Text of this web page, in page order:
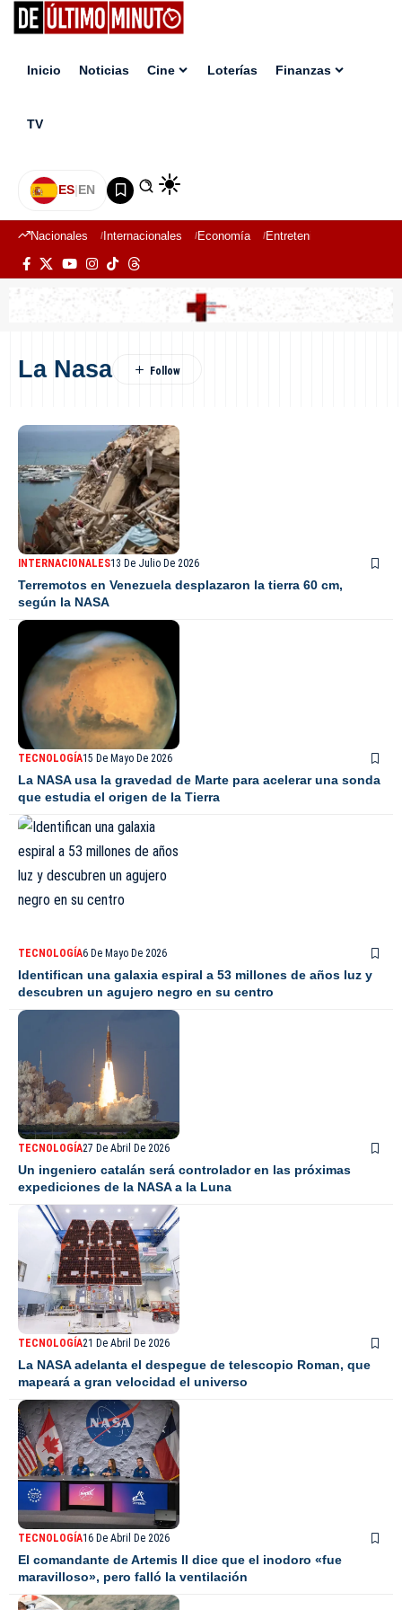
Inicio Noticias Cine Loterías Finanzas
TV
ES|EN
Nacionales Internacionales Economía Entretenimiento
La Nasa
INTERNACIONALES13 De Julio De 2026
Terremotos en Venezuela desplazaron la tierra 60 cm,
según la NASA
TECNOLOGÍA15 De Mayo De 2026
La NASA usa la gravedad de Marte para acelerar una sonda
que estudia el origen de la Tierra
TECNOLOGÍA6 De Mayo De 2026
Identifican una galaxia espiral a 53 millones de años luz y
descubren un agujero negro en su centro
TECNOLOGÍA27 De Abril De 2026
Un ingeniero catalán será controlador en las próximas
expediciones de la NASA a la Luna
TECNOLOGÍA21 De Abril De 2026
La NASA adelanta el despegue de telescopio Roman, que
mapeará a gran velocidad el universo
TECNOLOGÍA16 De Abril De 2026
El comandante de Artemis II dice que el inodoro «fue
maravilloso», pero falló la ventilación